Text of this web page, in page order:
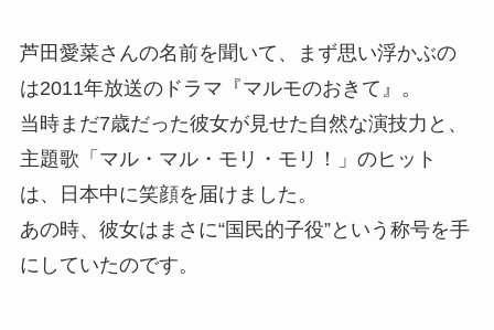
芦田愛菜さんの名前を聞いて、まず思い浮かぶの
は2011年放送のドラマ『マルモのおきて』。
当時まだ7歳だった彼女が見せた自然な演技力と、
主題歌「マル・マル・モリ・モリ！」のヒット
は、日本中に笑顔を届けました。
あの時、彼女はまさに“国民的子役”という称号を手
にしていたのです。